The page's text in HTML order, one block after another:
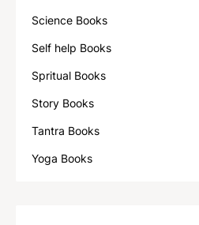
Science Books
Self help Books
Spritual Books
Story Books
Tantra Books
Yoga Books